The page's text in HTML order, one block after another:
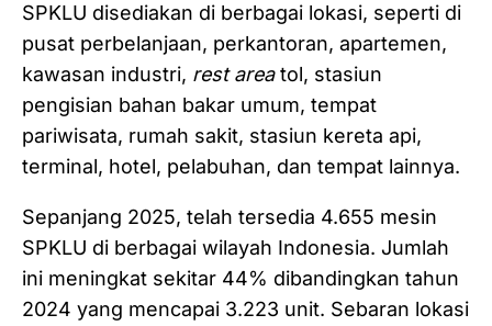
SPKLU disediakan di berbagai lokasi, seperti di
pusat perbelanjaan, perkantoran, apartemen,
kawasan industri, rest areatol, stasiun
pengisian bahan bakar umum, tempat
pariwisata, rumah sakit, stasiun kereta api,
terminal, hotel, pelabuhan, dan tempat lainnya.
Sepanjang 2025, telah tersedia 4.655 mesin
SPKLU di berbagai wilayah Indonesia. Jumlah
ini meningkat sekitar 44% dibandingkan tahun
2024 yang mencapai 3.223 unit. Sebaran lokasi